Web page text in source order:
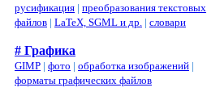
русификация | преобразования текстовых
файлов | LaTeX, SGML и др. | словари
# Графика
GIMP | фото | обработка изображений |
форматы графических файлов